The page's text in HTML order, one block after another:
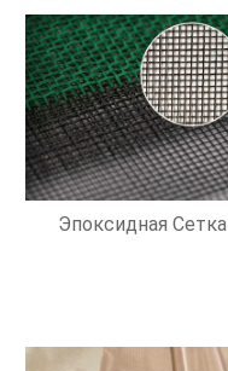
Эпоксидная Сетка